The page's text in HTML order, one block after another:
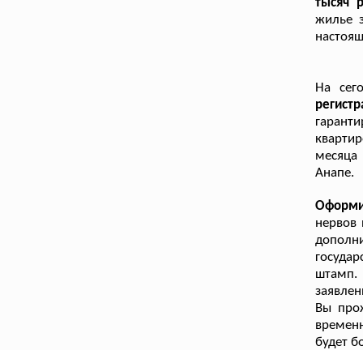
жилье
На
Анапе.
нервов
штамп.
Вы
будет